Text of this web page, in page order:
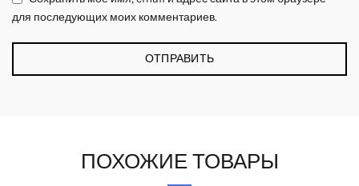
для последующих моих комментариев.
ПОХОЖИЕ ТОВАРЫ